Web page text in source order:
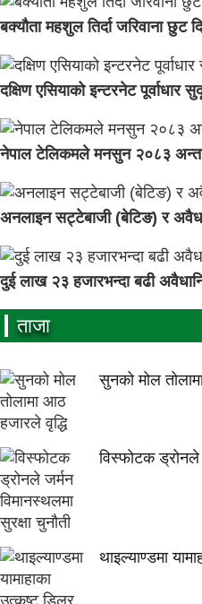
बक्यौता महशुल तिर्दा जरिवाना छुट
दक्षिण एसियाको इन्टरनेट
नेपाल टेलिकमले मनसुन २०८३
अनलाइन सट्टेबाजी (बेटिङ) र
दुई लाख २३ हजारभन्दा बढी
ताजा
सुनको मोल
विस्फोटक ड्रोनले
थाइल्याण्डमा